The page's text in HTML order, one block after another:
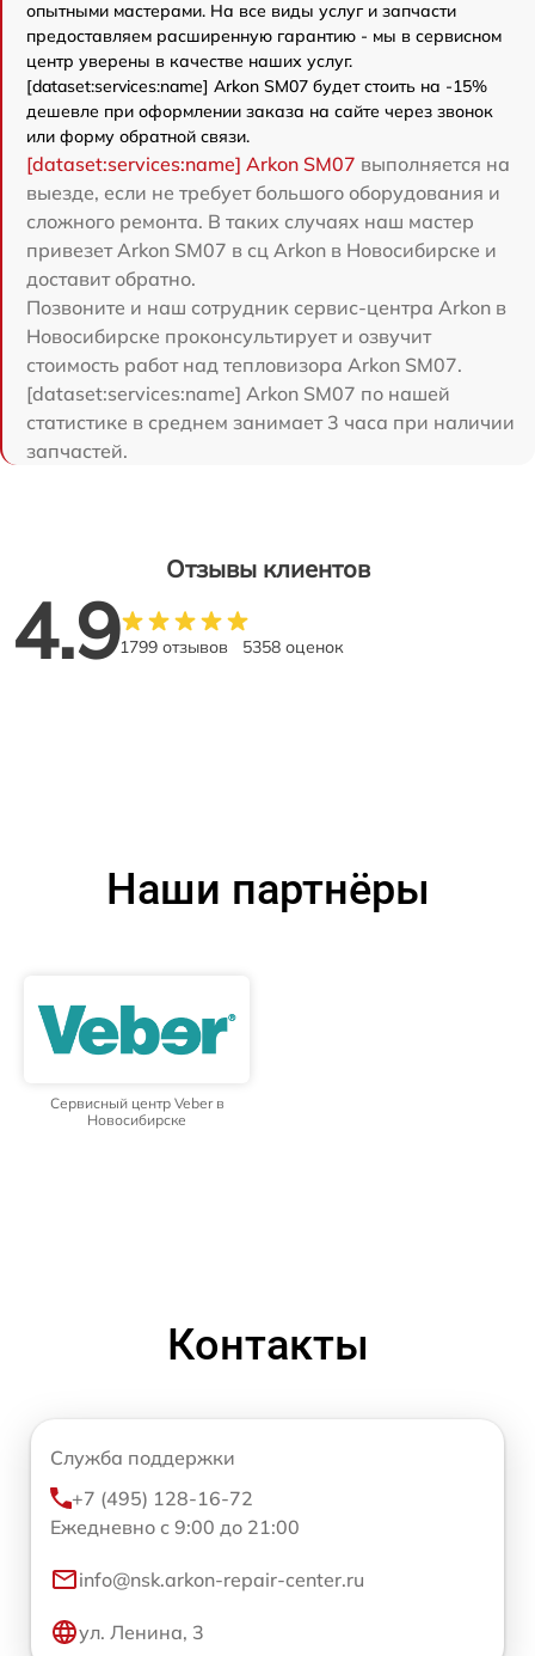
опытными мастерами. На все виды услуг и запчасти
предоставляем расширенную гарантию - мы в сервисном
центр уверены в качестве наших услуг.
[dataset:services:name] Arkon SM07 будет стоить на -15%
дешевле при оформлении заказа на сайте через звонок
или форму обратной связи.
[dataset:services:name] Arkon SM07 выполняется на
выезде, если не требует большого оборудования и
сложного ремонта. В таких случаях наш мастер
привезет Arkon SM07 в сц Arkon в Новосибирске и
доставит обратно.
Позвоните и наш сотрудник сервис-центра Arkon в
Новосибирске проконсультирует и озвучит
стоимость работ над тепловизора Arkon SM07.
[dataset:services:name] Arkon SM07 по нашей
статистике в среднем занимает 3 часа при наличии
запчастей.
Отзывы клиентов
4.91799 отзывов 5358 оценок
Наши партнёры
Сервисный центр Veber в
Новосибирске
Контакты
Служба поддержки
+7 (495) 128-16-72
Ежедневно с 9:00 до 21:00
info@nsk.arkon-repair-center.ru
ул. Ленина, 3